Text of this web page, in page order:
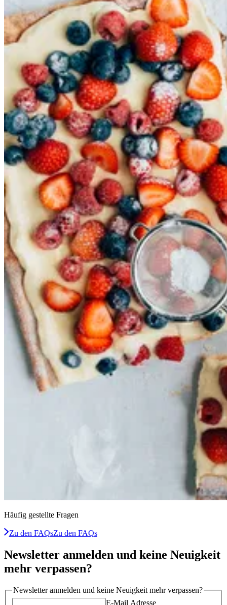
Häufig gestellte Fragen
Zu den FAQsZu den FAQs
Newsletter anmelden und keine Neuigkeit
mehr verpassen?
Newsletter anmelden und keine Neuigkeit mehr verpassen?
E-Mail Adresse